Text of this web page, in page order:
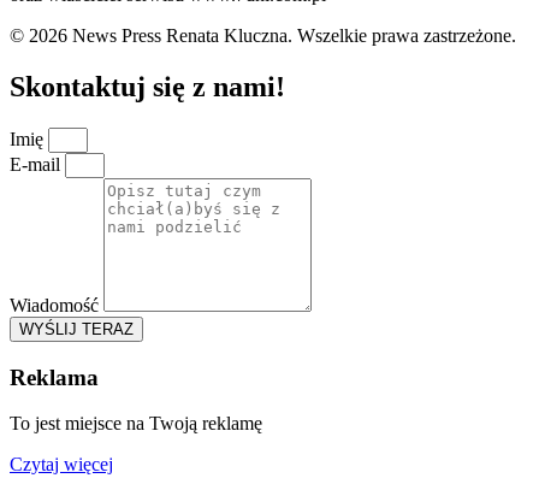
© 2026 News Press Renata Kluczna. Wszelkie prawa zastrzeżone.
Skontaktuj się z nami!
Imię
E-mail
Wiadomość
WYŚLIJ TERAZ
Reklama
To jest miejsce na Twoją reklamę
Czytaj więcej